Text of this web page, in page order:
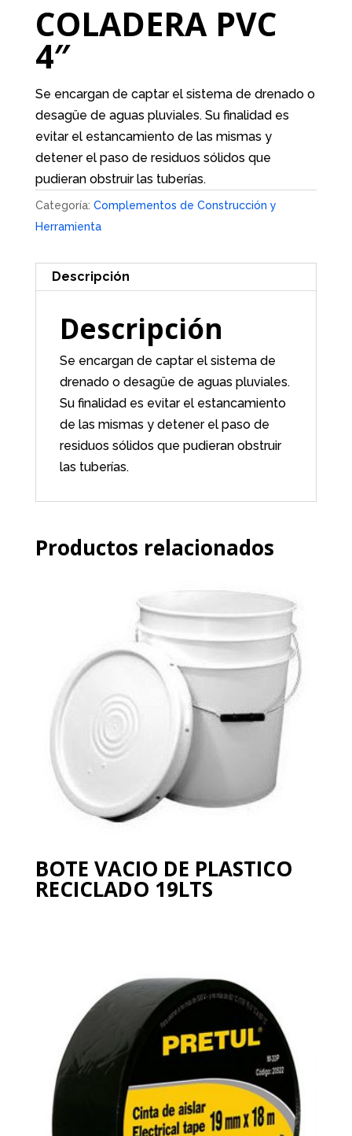
COLADERA PVC
4″
Se encargan de captar el sistema de drenado o
desagüe de aguas pluviales. Su finalidad es
evitar el estancamiento de las mismas y
detener el paso de residuos sólidos que
pudieran obstruir las tuberías.
Categoría: Complementos de Construcción y
Herramienta
Descripción
Descripción
Se encargan de captar el sistema de
drenado o desagüe de aguas pluviales.
Su finalidad es evitar el estancamiento
de las mismas y detener el paso de
residuos sólidos que pudieran obstruir
las tuberías.
Productos relacionados
BOTE VACIO DE PLASTICO
RECICLADO 19LTS